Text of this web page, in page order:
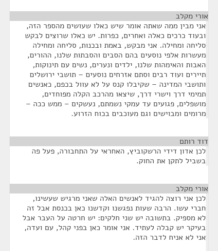
אורי מקלב
אני מבין ממה שאתה אומר שיש כאלו שעושים מהספר הזה,
ובעוד כרכים כאלה ואחרים, כפרות. יש כאלו שרוצים לבקש
סליחה ומחילה. אני מבקש, באמת ובכנות, סליחה ומחילה
מעשרות אלפי נוסעים בהם הסבים והסבתות שלנו, ההורים,
האבות והאימהות שלנו, ילדים ונערים, נשים עם תינוקות,
תיירים ועוד רבים וסתם אזרחים נוסעים – תושבי ירושלים
ותושבי המדינה – שקיבלו קנס על לא עוול בכפם, כאנשים
תמימי דרך וישרי דרך, שיצאו מהרכב הקלה מפוחדים,
מושפלים, פגועים עד עמקי נשמתם, נעשקים – ממש ככה –
מרומים ומבוישים וגם מעוכבים בכוח הזרוע.
דוד רותם
לכן אדון דידי הרשקוביץ, האחראי על התחבורה, פעל פה
בשביל לתקן את החוק.
אורי מקלב
לכן אני רוצה להגיד לאנשים האלה שאני מרגיש שעשינו,
חברי עשו. הרבה שעות נפגשנו וקדשנו כאן בכנסת אבל זה
לא מספיק. בתשובה יש שני חלקים: יש חרטה על העבר אבל
בעיקר יש קבלה לעתיד. אני אומר כאן בפני קהל, עם ועדה,
אני לא אניח לדבר הזה.